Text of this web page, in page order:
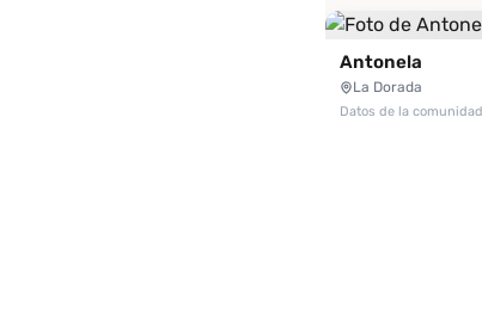
Antonela
La Dorada
Datos de la comunidad